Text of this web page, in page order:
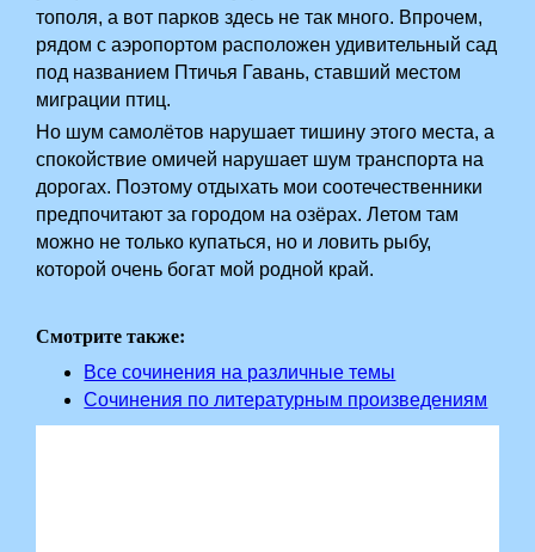
тополя, а вот парков здесь не так много. Впрочем,
рядом с аэропортом расположен удивительный сад
под названием Птичья Гавань, ставший местом
миграции птиц.
Но шум самолётов нарушает тишину этого места, а
спокойствие омичей нарушает шум транспорта на
дорогах. Поэтому отдыхать мои соотечественники
предпочитают за городом на озёрах. Летом там
можно не только купаться, но и ловить рыбу,
которой очень богат мой родной край.
Смотрите также:
Все сочинения на различные темы
Сочинения по литературным произведениям